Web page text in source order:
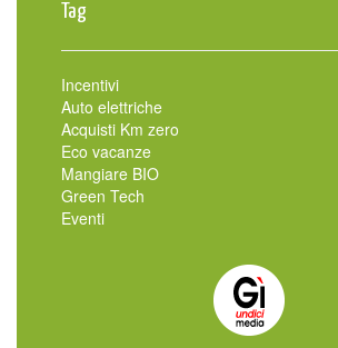
Tag
Incentivi
Auto elettriche
Acquisti Km zero
Eco vacanze
Mangiare BIO
Green Tech
Eventi